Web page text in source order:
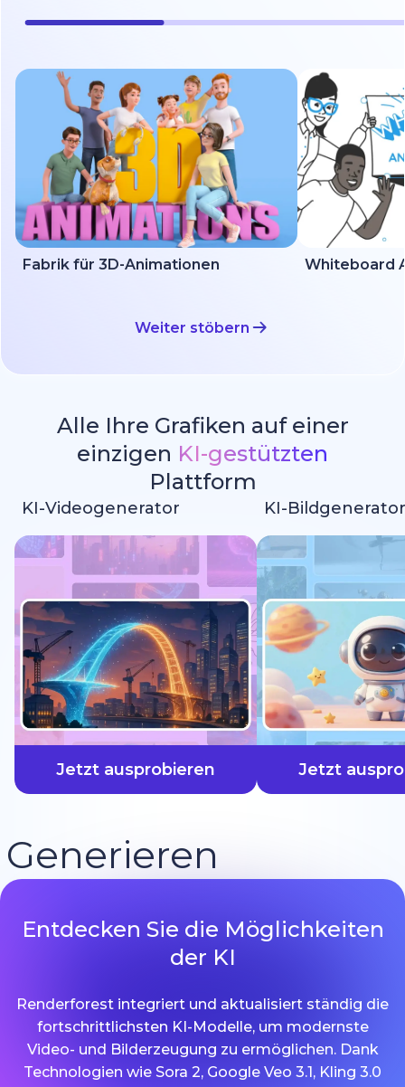
Fabrik für 3D-Animationen Whiteboard
Weiter stöbern
Alle Ihre Grafiken auf einer
einzigen KI-gestützten
Plattform
KI-Videogenerator
Jetzt ausprobieren
KI-Bildgenerator
Jetzt
Generieren
schneller
Entdecken Sie die Möglichkeiten
der KI
Renderforest integriert und aktualisiert ständig die
fortschrittlichsten KI-Modelle, um modernste
Video- und Bilderzeugung zu ermöglichen. Dank
Technologien wie Sora 2, Google Veo 3.1, Kling 3.0